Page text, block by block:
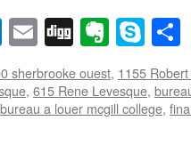
LinkedIn
EmailDigg
sherbrooke ouest, 1155
, 615 Rene Levesque,
bureau a louer mcgill college,